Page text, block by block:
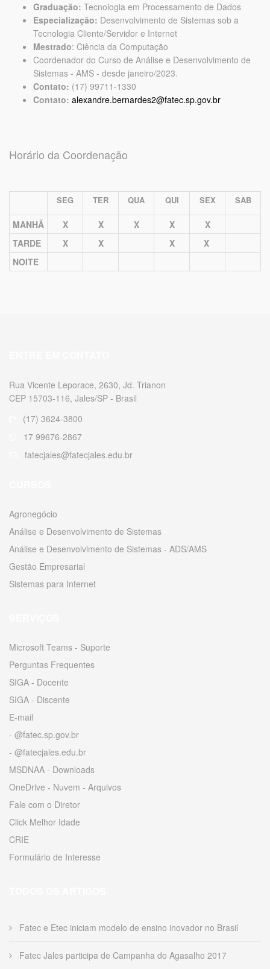
Graduação: Tecnologia em Processamento de Dados
Especialização: Desenvolvimento de Sistemas sob a
Tecnologia Cliente/Servidor e Internet
Mestrado: Ciência da Computação
Coordenador do Curso de Análise e Desenvolvimento de
Sistemas - AMS - desde janeiro/2023.
Contato: (17) 99711-1330
Contato: alexandre.bernardes2@fatec.sp.gov.br
Horário da Coordenação
SEG TER QUA QUI SEX SAB
MANHÃ X X X X
X
TARDE
X X X
X
NOITE
Rua Vicente Leporace, 2630, Jd. Trianon
CEP 15703-116, Jales/SP - Brasil
(17) 3624-3800
17 99676-2867
fatecjales@fatecjales.edu.br
Agronegócio
Análise e Desenvolvimento de Sistemas
Análise e Desenvolvimento de Sistemas - ADS/AMS
Gestão Empresarial
Sistemas para Internet
Microsoft Teams - Suporte
Perguntas Frequentes
SIGA - Docente
SIGA - Discente
E-mail
- @fatec.sp.gov.br
- @fatecjales.edu.br
MSDNAA - Downloads
OneDrive - Nuvem - Arquivos
Fale com o Diretor
Click Melhor Idade
CRIE
Formulário de Interesse
Fatec e Etec iniciam modelo de ensino inovador no Brasil
Fatec Jales participa de Campanha do Agasalho 2017